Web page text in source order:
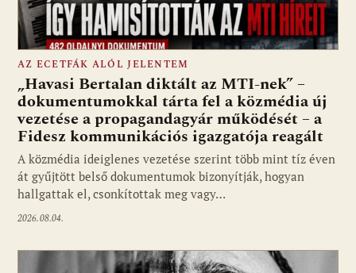
Fotó: media1.hu
AZ ECETFÁK ALÓL JELENTEM
„Havasi Bertalan diktált az MTI-nek” –
dokumentumokkal tárta fel a közmédia új
vezetése a propagandagyár működését – a
Fidesz kommunikációs igazgatója reagált
A közmédia ideiglenes vezetése szerint több mint tíz éven
át gyűjtött belső dokumentumok bizonyítják, hogyan
hallgattak el, csonkítottak meg vagy…
2026.08.04.